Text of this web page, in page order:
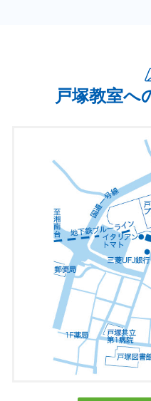
成績保証のある個別指導塾 城
覧いただき、誠にありがとう
でもない［アナタ］の学習の
【勉強が好きになる】【塾に
る】、そんな城南コベッツ戸
指導実績校（直近3年間）
戸塚小・南戸塚小・東戸塚小
小・汲沢小・東汲沢小・鳥が
秋葉小・豊田小など
戸塚中・南戸塚中・舞岡中・
中・飯島中・名瀬中・秋葉中
戸塚教室へ